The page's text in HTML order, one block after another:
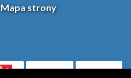
Mapa strony